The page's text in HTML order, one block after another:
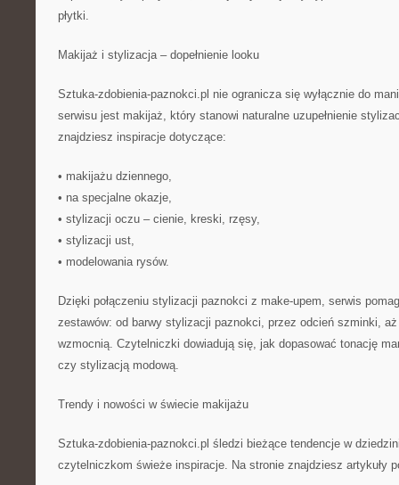
płytki.
Makijaż i stylizacja – dopełnienie looku
Sztuka-zdobienia-paznokci.pl nie ogranicza się wyłącznie do
serwisu jest makijaż, który stanowi naturalne uzupełnienie
znajdziesz inspiracje dotyczące:
• makijażu dziennego,
• na specjalne okazje,
• stylizacji oczu – cienie, kreski, rzęsy,
• stylizacji ust,
• modelowania rysów.
Dzięki połączeniu stylizacji paznokci z make-upem, serwis
zestawów: od barwy stylizacji paznokci, przez odcień szminki,
wzmocnią. Czytelniczki dowiadują się, jak dopasować tonację
czy stylizacją modową.
Trendy i nowości w świecie makijażu
Sztuka-zdobienia-paznokci.pl śledzi bieżące tendencje w
czytelniczkom świeże inspiracje. Na stronie znajdziesz artykuły